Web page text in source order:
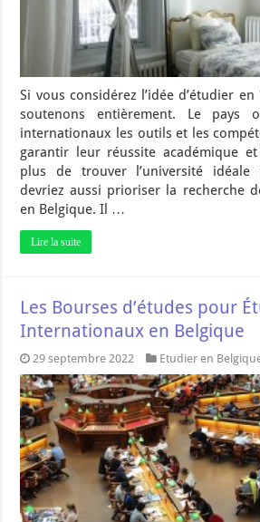
Si vous considérez l’idée d’étudier
soutenons entièrement. Le pays
internationaux les outils et les
garantir leur réussite académique
plus de trouver l’université
devriez aussi prioriser la recherche
en Belgique. Il …
Lire la suite
Les Bourses d’études pour
Internationaux en Belgique
29 septembre 2022 Etudier en